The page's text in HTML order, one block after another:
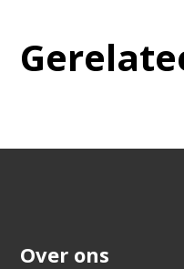
Over ons